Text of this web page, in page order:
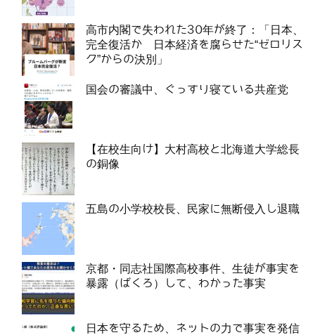
高市内閣で失われた30年が終了：「日本、
完全復活か 日本経済を腐らせた“ゼロリス
ク”からの決別」
国会の審議中、ぐっすり寝ている共産党
【在校生向け】大村高校と北海道大学総長
の銅像
五島の小学校校長、民家に無断侵入し退職
京都・同志社国際高校事件、生徒が事実を
暴露（ばくろ）して、わかった事実
日本を守るため、ネットの力で事実を発信